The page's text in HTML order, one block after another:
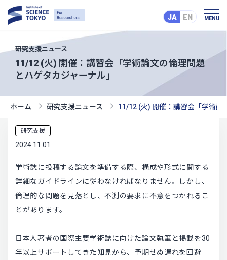
JA EN MENU
研究支援ニュース
11/12 (火) 開催：講習会「学術論文の倫理問題
とハゲタカジャーナル」
ホーム 研究支援ニュース 11/12 (火) 開催：講習会「学術論
研究支援
2024.11.01
学術誌に投稿する論文を準備する際、構成や形式に関する
詳細なガイドラインに従わなければなりません。しかし、
倫理的な問題を見落とし、不測の要求に不意をつかれるこ
とがあります。
日本人著者の国際主要学術誌に向けた論文執筆と掲載を30
年以上サポートしてきた知見から、予期せぬ遅れを回避